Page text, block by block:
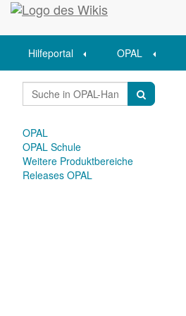
Startseite
Hilfeportal OPAL
OPAL
OPAL Schule
Weitere Produktbereiche
Releases OPAL